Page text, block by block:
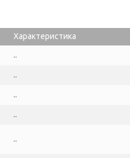
Характеристика
..
..
..
..
..